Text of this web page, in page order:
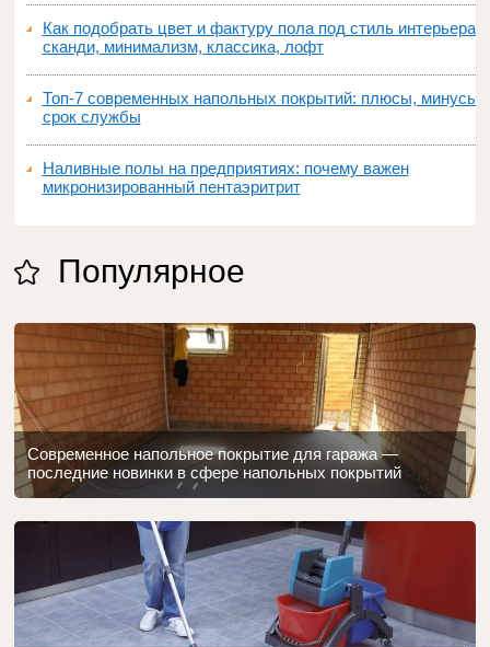
Как подобрать цвет и фактуру пола под стиль интерьера:
сканди, минимализм, классика, лофт
Топ‑7 современных напольных покрытий: плюсы, минусы,
срок службы
Наливные полы на предприятиях: почему важен
микронизированный пентаэритрит
Популярное
Современное напольное покрытие для гаража —
последние новинки в сфере напольных покрытий